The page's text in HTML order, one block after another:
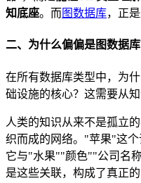
知底座。而 图数据库，正
二、为什么偏偏是图数据库
在所有数据库类型中，为
础设施的核心？这需要从知
人类的知识从来不是孤立
织而成的网络。"苹果"这
它与"水果""颜色""公司名
是这些关联，构成了真正的